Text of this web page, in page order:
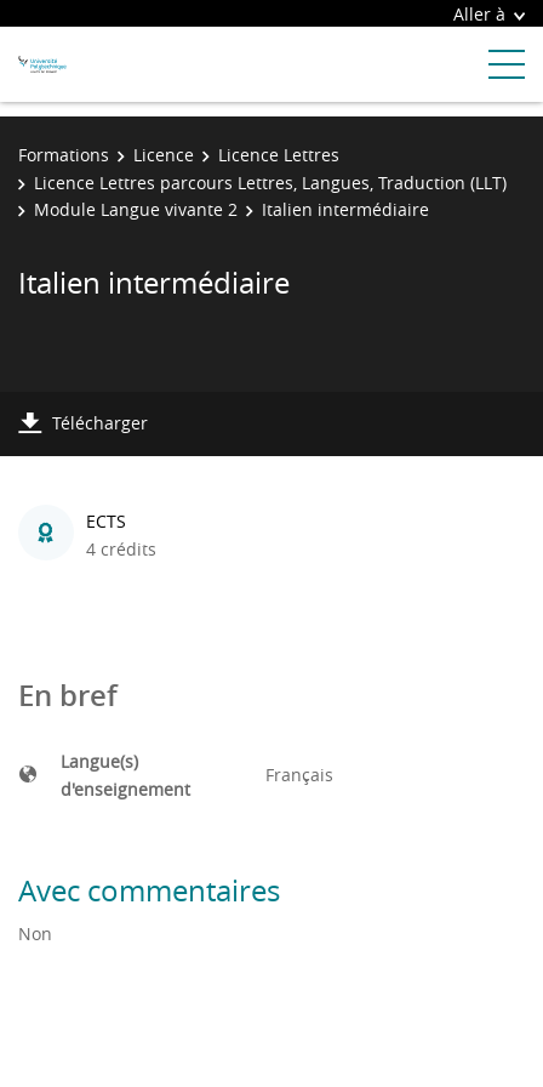
Aller à
Formations Licence
Licence Lettres
Licence Lettres parcours Lettres, Langues, Traduction (LLT)
Module Langue vivante 2
Italien intermédiaire
Italien intermédiaire
Télécharger
ECTS
4 crédits
En bref
Langue(s)
d'enseignement
Français
Avec commentaires
Non